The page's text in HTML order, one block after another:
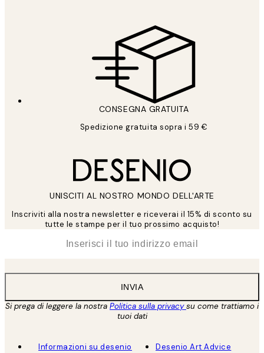
CONSEGNA GRATUITA
Spedizione gratuita sopra i 59 €
UNISCITI AL NOSTRO MONDO DELL'ARTE
Inscriviti alla nostra newsletter e riceverai il 15% di sconto su
tutte le stampe per il tuo prossimo acquisto!
INVIA
Si prega di leggere la nostra Politica sulla privacysu come trattiamo i
tuoi dati
Informazioni su desenio
Desenio Art Advice